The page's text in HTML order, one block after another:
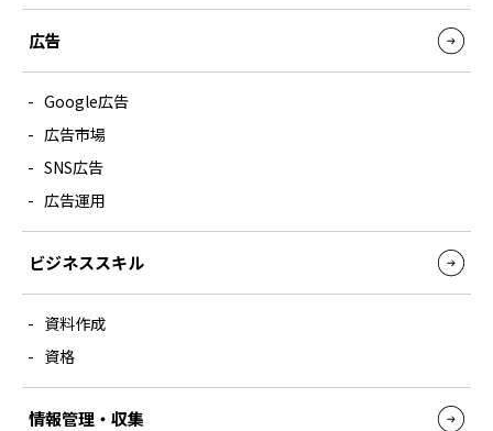
広告
Google広告
広告市場
SNS広告
広告運用
ビジネススキル
資料作成
資格
情報管理・収集